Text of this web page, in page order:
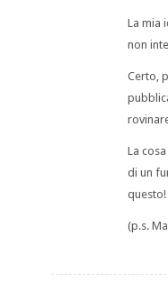
La mia
non
Certo,
La
di un
questo!
(p.s.